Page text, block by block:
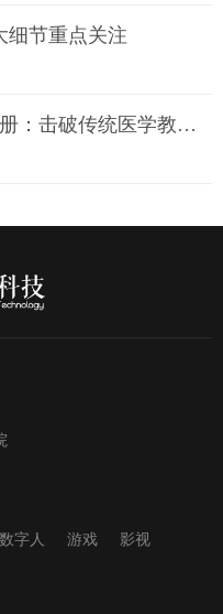
细节重点关注
医疗教育仿真动画定制实战手册：击破传统医学教育7大痛点
数字人 游戏 影视